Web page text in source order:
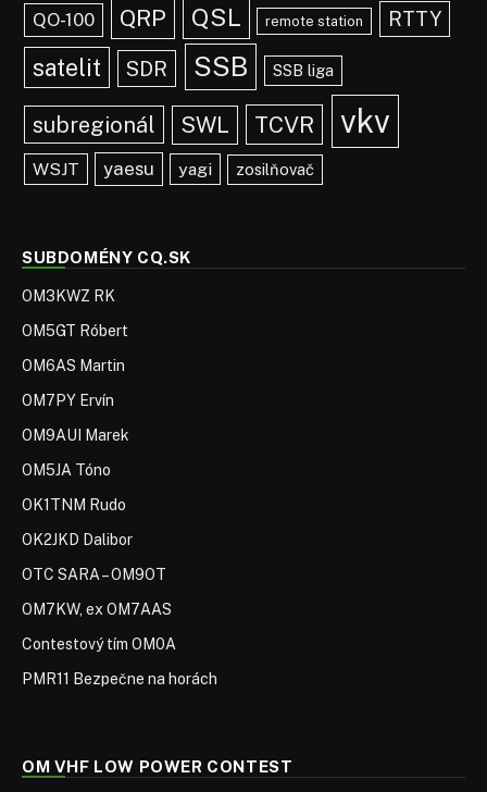
QO-100 QRP QSL remote station RTTY
satelit SDR SSB SSB liga
subregionál SWL TCVR vkv
WSJT yaesu yagi zosilňovač
SUBDOMÉNY CQ.SK
OM3KWZ RK
OM5GT Róbert
OM6AS Martin
OM7PY Ervín
OM9AUI Marek
OM5JA Tóno
OK1TNM Rudo
OK2JKD Dalibor
OTC SARA – OM9OT
OM7KW, ex OM7AAS
Contestový tím OM0A
PMR11 Bezpečne na horách
OM VHF LOW POWER CONTEST